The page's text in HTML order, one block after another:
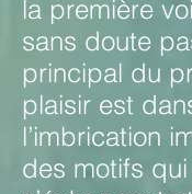
la première
sans doute
principal du
plaisir est
l’imbrication
des motifs qui